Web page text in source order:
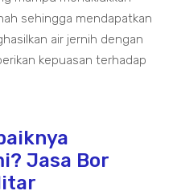
sehingga mendapatkan
air jernih dengan
kepuasan terhadap
Jasa Bor